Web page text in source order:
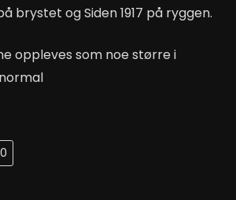
brystet og Siden 1917 på ryggen.
oppleves som noe større i